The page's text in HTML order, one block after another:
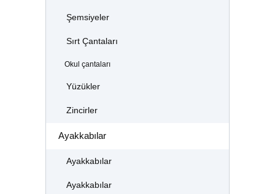
Şemsiyeler
Sırt Çantaları
Okul çantaları
Yüzükler
Zincirler
Ayakkabılar
Ayakkabılar
Ayakkabılar